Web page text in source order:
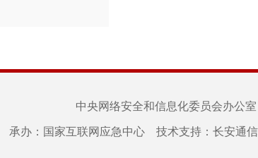
中央网络安全和信息化委员会办公室
承办：国家互联网应急中心 技术支持：长安通